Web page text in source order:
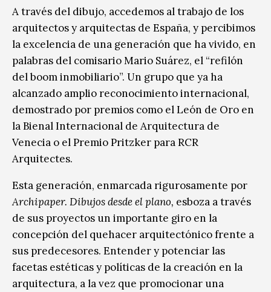
A través del dibujo, accedemos al trabajo de los
arquitectos y arquitectas de España, y percibimos
la excelencia de una generación que ha vivido, en
palabras del comisario Mario Suárez, el “refilón
del boom inmobiliario”. Un grupo que ya ha
alcanzado amplio reconocimiento internacional,
demostrado por premios como el León de Oro en
la Bienal Internacional de Arquitectura de
Venecia o el Premio Pritzker para RCR
Arquitectes.
Esta generación, enmarcada rigurosamente por
Archipaper. Dibujos desde el plano, esboza a través
de sus proyectos un importante giro en la
concepción del quehacer arquitectónico frente a
sus predecesores. Entender y potenciar las
facetas estéticas y políticas de la creación en la
arquitectura, a la vez que promocionar una